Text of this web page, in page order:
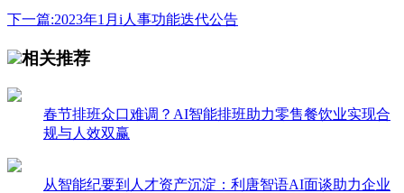
下一篇:2023年1月i人事功能迭代公告
相关推荐
春节排班众口难调？AI智能排班助力零售餐饮业实现合
规与人效双赢
从智能纪要到人才资产沉淀：利唐智语AI面谈助力企业